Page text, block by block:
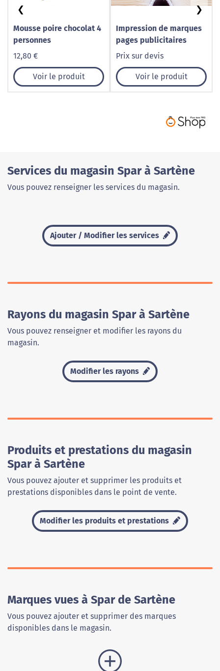
Mousse poire chocolat 4
personnes
12,80 €
Voir le produit
Impression de marques
pages publicitaires
Prix sur devis
Voir le produit
❮ ❯
Services du magasin Spar à Sartène
Vous pouvez renseigner les services du magasin.
Ajouter / Modifier les services
Rayons du magasin Spar à Sartène
Vous pouvez renseigner et modifier les rayons du
magasin.
Modifier les rayons
Produits et prestations du magasin
Spar à Sartène
Vous pouvez ajouter et supprimer les produits et
prestations disponibles dans le point de vente.
Modifier les produits et prestations
Marques vues à Spar de Sartène
Vous pouvez ajouter et supprimer des marques
disponibles dans le magasin.